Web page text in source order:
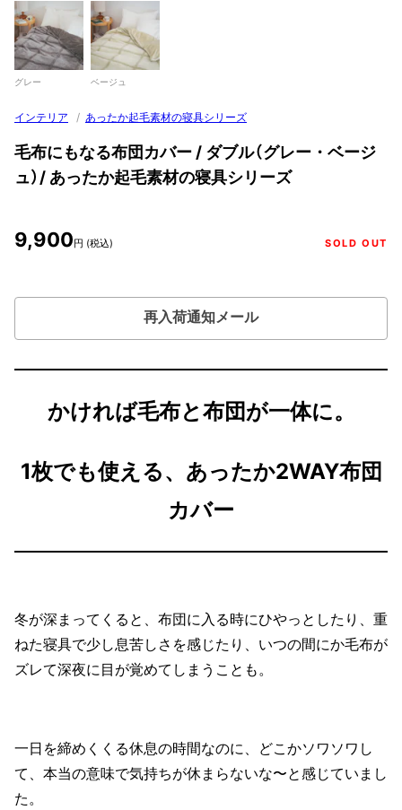
グレー ベージュ
インテリア / あったか起毛素材の寝具シリーズ
毛布にもなる布団カバー / ダブル（グレー・ベージ
ュ）/ あったか起毛素材の寝具シリーズ
9,900円 (税込) SOLD OUT
再入荷通知メール
かければ毛布と布団が一体に。
1枚でも使える、あったか2WAY布団
カバー
冬が深まってくると、布団に入る時にひやっとしたり、重
ねた寝具で少し息苦しさを感じたり、いつの間にか毛布が
ズレて深夜に目が覚めてしまうことも。
一日を締めくくる休息の時間なのに、どこかソワソワし
て、本当の意味で気持ちが休まらないな〜と感じていまし
た。